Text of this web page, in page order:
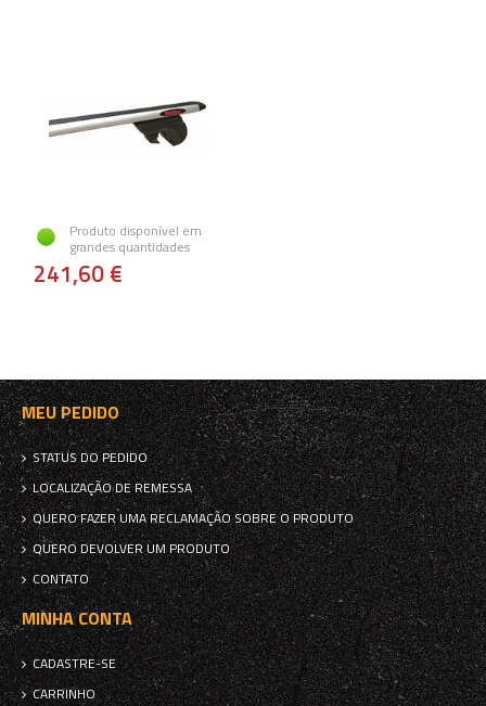
Produto disponível em
grandes quantidades
241,60 €
MEU PEDIDO
STATUS DO PEDIDO
LOCALIZAÇÃO DE REMESSA
QUERO FAZER UMA RECLAMAÇÃO SOBRE O PRODUTO
QUERO DEVOLVER UM PRODUTO
CONTATO
MINHA CONTA
CADASTRE-SE
CARRINHO